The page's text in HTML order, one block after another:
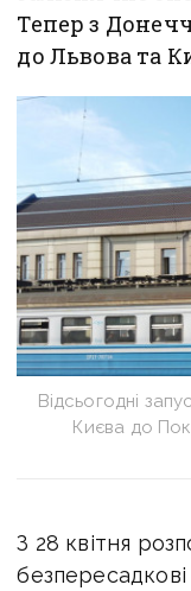
Тепер з
до Львова та
Відсьогодні
Києва до
З 28 квітня
безпересадкові